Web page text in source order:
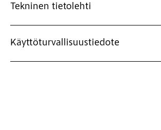
Tekninen tietolehti
Käyttöturvallisuustiedote